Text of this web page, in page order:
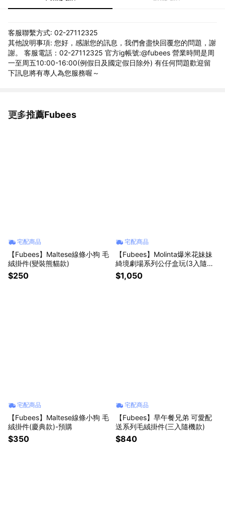
客服聯繫方式: 02-27112325
其他說明事項: 您好，感謝您的訊息，我們會盡快回覆您的問題，謝
謝。 客服電話：02-27112325 官方ig帳號:@fubees 營業時間是周
一至周五10:00-16:00(例假日及國定假日除外) 有任何問題歡迎留
下訊息將有專人為您服務喔～
更多推薦Fubees
看更多
宅配商品
【Fubees】Maltese線條小狗 毛
絨掛件(變裝熊貓款)
$250
宅配商品
【Fubees】Molinta爆米花妹妹
綺境劇場系列公仔盒玩(3入隨機
款)-預購
$1,050
宅配商品
【Fubees】Maltese線條小狗 毛
絨掛件(慶典款)-預購
$350
宅配商品
【Fubees】早午餐兄弟 可愛配
送系列毛絨掛件(三入隨機款)
$840